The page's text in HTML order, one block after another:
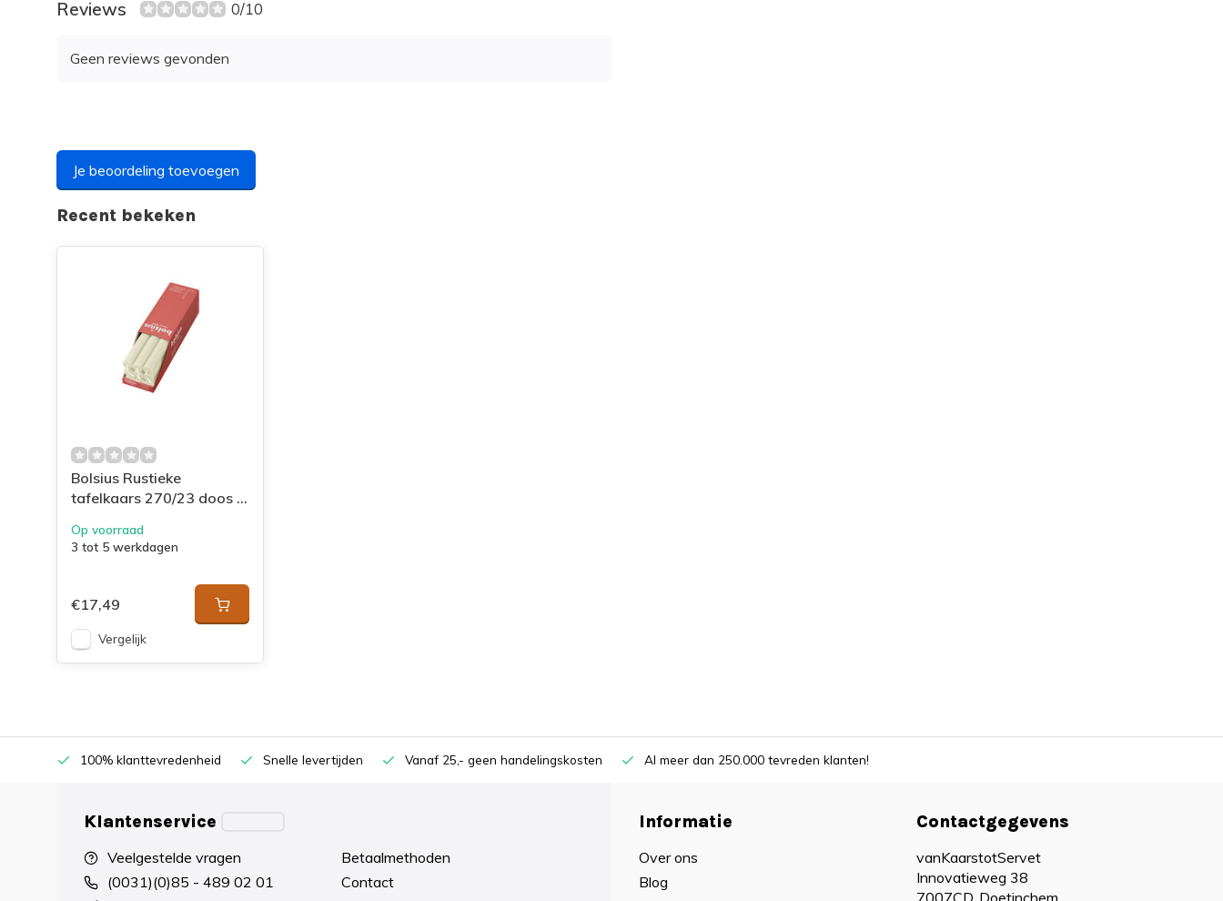
Reviews 0/10
Geen reviews gevonden
Je beoordeling toevoegen
Recent bekeken
Bolsius Rustieke
tafelkaars 270/23 doos 9
Op voorraad
3 tot 5 werkdagen
€17,49
Vergelijk
100% klanttevredenheid Snelle levertijden Vanaf 25,- geen handelingskosten Al meer dan 250.000 tevreden klanten!
Klantenservice
Veelgestelde vragen
(0031)(0)85 - 489 02 01
Betaalmethoden
Contact
Informatie
Over ons
Blog
Contactgegevens
vanKaarstotServet
Innovatieweg 38
7007CD, Doetinchem